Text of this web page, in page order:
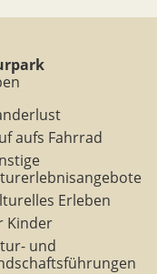
aufs Fahrrad
Erleben
Kinder
und